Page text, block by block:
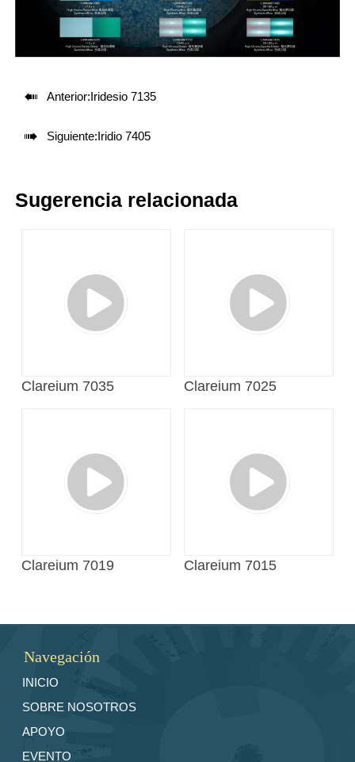
 Anterior:Iridesio 7135
 Siguiente:Iridio 7405
Sugerencia relacionada
Clareium 7035 Clareium 7025
Clareium 7019 Clareium 7015
Navegación
INICIO
SOBRE NOSOTROS
APOYO
EVENTO